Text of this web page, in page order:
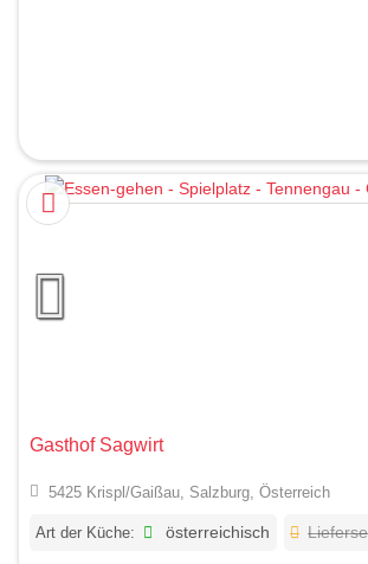
Gasthof Sagwirt
5425 Krispl/Gaißau, Salzburg, Österreich
Art der Küche: österreichisch